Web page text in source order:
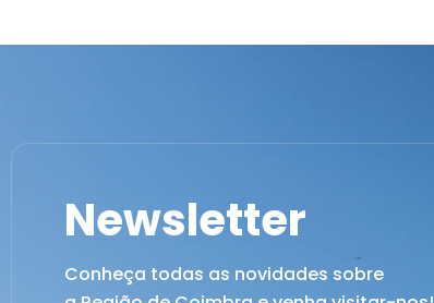
Newsletter
Conheça todas as novidades sobre